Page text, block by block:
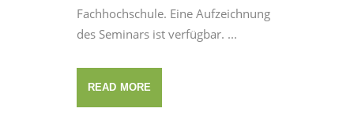
Fachhochschule. Eine Aufzeichnung
des Seminars ist verfügbar. ...
READ MORE